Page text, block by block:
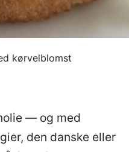
kørvelblomst
— og med
den danske eller